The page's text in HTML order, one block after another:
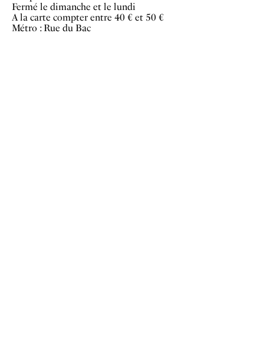
Fermé le dimanche et le lundi
A la carte compter entre 40 € et 50 €
Métro : Rue du Bac